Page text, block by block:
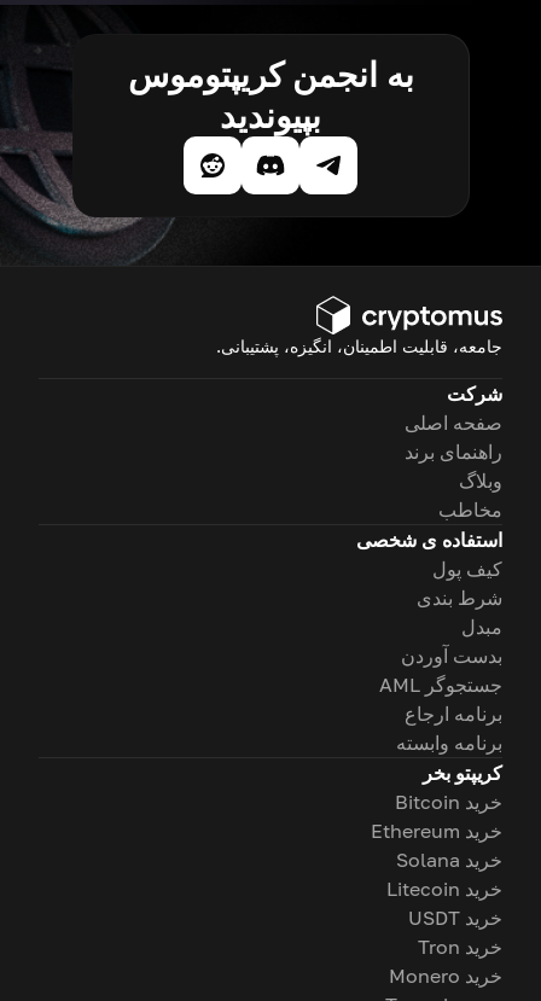
به انجمن کریپتوموس
بپیوندید
جامعه، قابلیت اطمینان، انگیزه، پشتیبانی.
شرکت
صفحه اصلی
راهنمای برند
وبلاگ
مخاطب
استفاده ی شخصی
کیف پول
شرط بندی
مبدل
بدست آوردن
جستجوگر AML
برنامه ارجاع
برنامه وابسته
کریپتو بخر
خرید Bitcoin
خرید Ethereum
خرید Solana
خرید Litecoin
خرید USDT
خرید Tron
خرید Monero